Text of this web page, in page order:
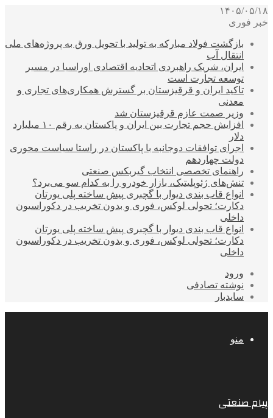
۱۴۰۵/۰۵/۱۸
خبر فوری
بازگشت فولاد مبارکه به تولید با تحویل ورق به پروژه‌های ملی
انتقال آب
ایران، شریک راهبردی اتحادیه اقتصادی اوراسیا در مسیر
توسعه تجارت است
تاکید ایران و قرقیزستان بر گسترش همکاری‌های تجاری و
معدنی
وزیر صمت عازم قرقیزستان شد
افزایش حجم تجارت بین ایران و پاکستان به رقم ۱۰ میلیارد
دلار
اجرای توافقات دوجانبه با پاکستان در راستا سیاست محوری
دولت چهاردهم
راهنمای تخصصی انتخاب گیربکس صنعتی
تنش‌های ژئوپلیتیک، بازار خودرو را به کدام سو می‌برد؟
انواع قاب بندی دیوار با گچبری پیش ساخته پلی یورتان
دکارت؛ تحولی لوکس، فوری و بدون تخریب در دکوراسیون
داخلی
انواع قاب بندی دیوار با گچبری پیش ساخته پلی یورتان
دکارت؛ تحولی لوکس، فوری و بدون تخریب در دکوراسیون
داخلی
ورود
نوشته تصادفی
سایدبار
منو
پیام صنعتی